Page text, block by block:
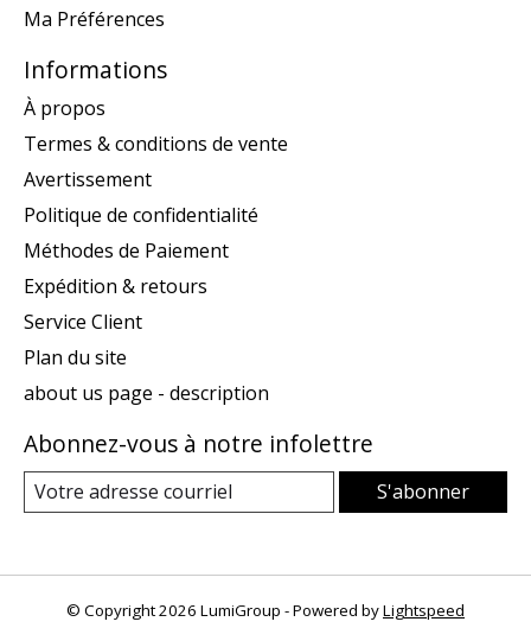
Ma Préférences
Informations
À propos
Termes & conditions de vente
Avertissement
Politique de confidentialité
Méthodes de Paiement
Expédition & retours
Service Client
Plan du site
about us page - description
Abonnez-vous à notre infolettre
S'abonner
© Copyright 2026 LumiGroup - Powered byLightspeed